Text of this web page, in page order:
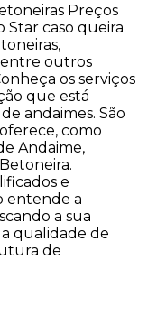
Preços
Star caso queira
entre outros
os serviços
que está
andaimes. São
como
Andaime,
e
entende a
a sua
qualidade de
de